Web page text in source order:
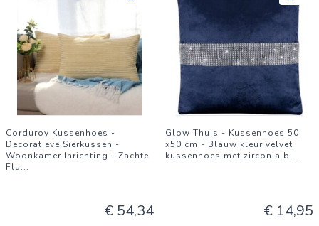
Corduroy Kussenhoes -
Decoratieve Sierkussen -
Woonkamer Inrichting - Zachte
Flu...
€ 54,34
Glow Thuis - Kussenhoes 50
x50 cm - Blauw kleur velvet
kussenhoes met zirconia b...
€ 14,95